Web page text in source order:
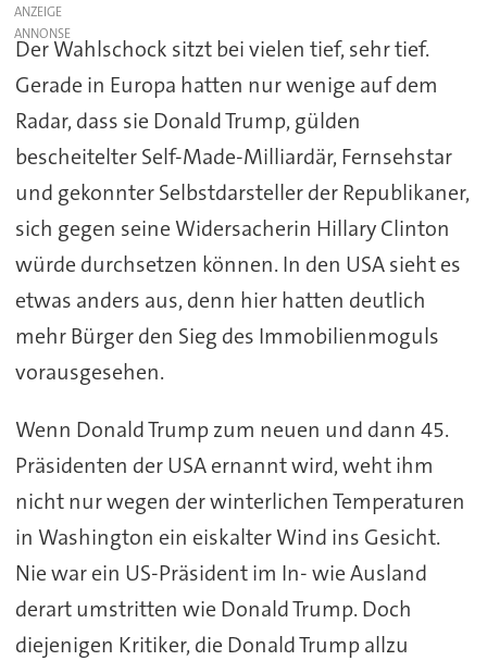
ANZEIGE
Der Wahlschock sitzt bei vielen tief, sehr tief.
Gerade in Europa hatten nur wenige auf dem
Radar, dass sie Donald Trump, gülden
bescheitelter Self-Made-Milliardär, Fernsehstar
und gekonnter Selbstdarsteller der Republikaner,
sich gegen seine Widersacherin Hillary Clinton
würde durchsetzen können. In den USA sieht es
etwas anders aus, denn hier hatten deutlich
mehr Bürger den Sieg des Immobilienmoguls
vorausgesehen.
Wenn Donald Trump zum neuen und dann 45.
Präsidenten der USA ernannt wird, weht ihm
nicht nur wegen der winterlichen Temperaturen
in Washington ein eiskalter Wind ins Gesicht.
Nie war ein US-Präsident im In- wie Ausland
derart umstritten wie Donald Trump. Doch
diejenigen Kritiker, die Donald Trump allzu